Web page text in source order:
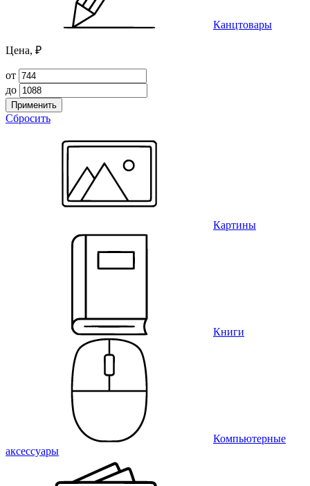
Канцтовары
Цена, ₽
от
до
Применить
Сбросить
Картины
Книги
Компьютерные
аксессуары